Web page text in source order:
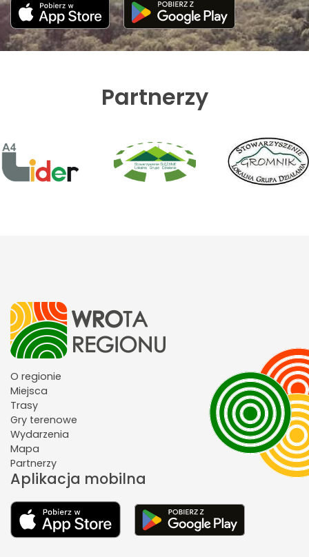
Partnerzy
O regionie
Miejsca
Trasy
Gry terenowe
Wydarzenia
Mapa
Partnerzy
Aplikacja mobilna